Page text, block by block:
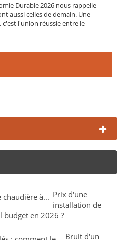
Durable 2026 nous rappelle
aussi celles de demain. Une
c'est l'union réussie entre le
Prix d'une
installation de
budget en 2026 ?
Bruit d'un